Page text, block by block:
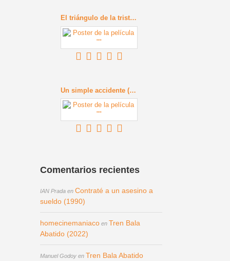
El triángulo de la tristeza (2022)
Un simple accidente (2025)
Comentarios recientes
IAN Prada enContraté a un asesino a
sueldo (1990)
homecinemaniaco en Tren Bala
Abatido (2022)
Manuel Godoy en Tren Bala Abatido